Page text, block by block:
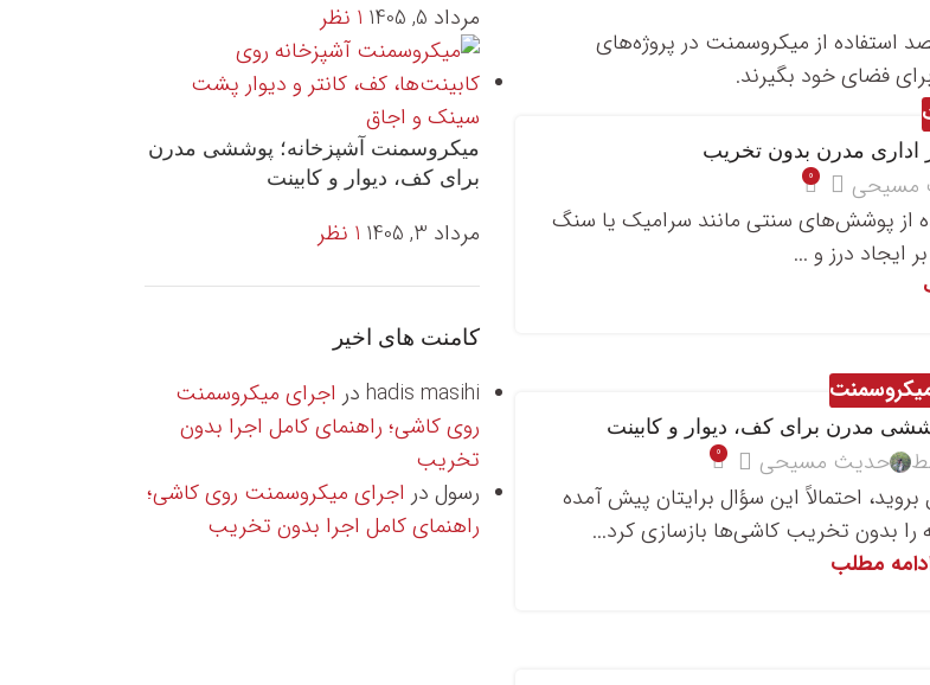
استفاده از میکروسمنت در پروژه‌های
فضای خود بگیرند.
اداری مدرن بدون تخریب
مسیحی 0
از پوشش‌های سنتی مانند سرامیک یا سنگ
ایجاد درز و ...
مدرن برای کف، دیوار و کابینت
حدیث مسیحی 0
احتمالاً این سؤال برایتان پیش آمده
را بدون تخریب کاشی‌ها بازسازی کرد...
مطلب
مرداد 5, 1405 1 نظر
میکروسمنت آشپزخانه؛ پوششی مدرن
برای کف، دیوار و کابینت
مرداد 3, 1405 1 نظر
کامنت های اخیر
hadis masihi در اجرای میکروسمنت
روی کاشی؛ راهنمای کامل اجرا بدون
تخریب
رسولدر اجرای میکروسمنت روی کاشی؛
راهنمای کامل اجرا بدون تخریب